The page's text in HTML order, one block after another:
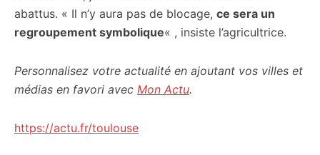
abattus. « Il n’y aura pas de blocage, ce sera un
regroupement symbolique« , insiste l’agricultrice.
Personnalisez votre actualité en ajoutant vos villes et
médias en favori avec Mon Actu.
https://actu.fr/toulouse